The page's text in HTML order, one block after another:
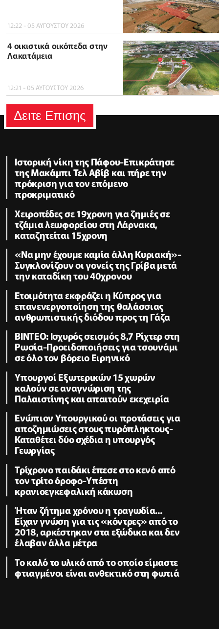
12:22 - 05 ΑΥΓΟΥΣΤΟΥ 2026
4 οικιστικά οικόπεδα στην
Λακατάμεια
12:21 - 05 ΑΥΓΟΥΣΤΟΥ 2026
Δειτε Επισης
Ιστορική νίκη της Πάφου-Επικράτησε
της Μακάμπι Τελ Αβίβ και πήρε την
πρόκριση για τον επόμενο
προκριματικό
Χειροπέδες σε 19χρονη για ζημιές σε
τζάμια λεωφορείου στη Λάρνακα,
καταζητείται 15χρονη
«Να μην έχουμε καμία άλλη Κυριακή»-
Συγκλονίζουν οι γονείς της Γρίβα μετά
την καταδίκη του 40χρονου
Ετοιμότητα εκφράζει η Κύπρος για
επανενεργοποίηση της θαλάσσιας
ανθρωπιστικής διόδου προς τη Γάζα
ΒΙΝΤΕΟ: Ισχυρός σεισμός 8,7 Ρίχτερ στη
Ρωσία-Προειδοποιήσεις για τσουνάμι
σε όλο τον βόρειο Ειρηνικό
Υπουργοί Εξωτερικών 15 χωρών
καλούν σε αναγνώριση της
Παλαιστίνης και απαιτούν εκεχειρία
Ενώπιον Υπουργικού οι προτάσεις για
αποζημιώσεις στους πυρόπληκτους-
Καταθέτει δύο σχέδια η υπουργός
Γεωργίας
Τρίχρονο παιδάκι έπεσε στο κενό από
τον τρίτο όροφο-Υπέστη
κρανιοεγκεφαλική κάκωση
Ήταν ζήτημα χρόνου η τραγωδία...
Είχαν γνώση για τις «κόντρες» από το
2018, αρκέστηκαν στα εξώδικα και δεν
έλαβαν άλλα μέτρα
Το καλό το υλικό από το οποίο είμαστε
φτιαγμένοι είναι ανθεκτικό στη φωτιά